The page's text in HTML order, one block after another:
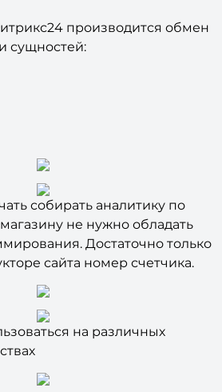
производится обмен
сущностей:
собирать аналитику по
не нужно обладать
Достаточно только
сайта номер счетчика.
на различных